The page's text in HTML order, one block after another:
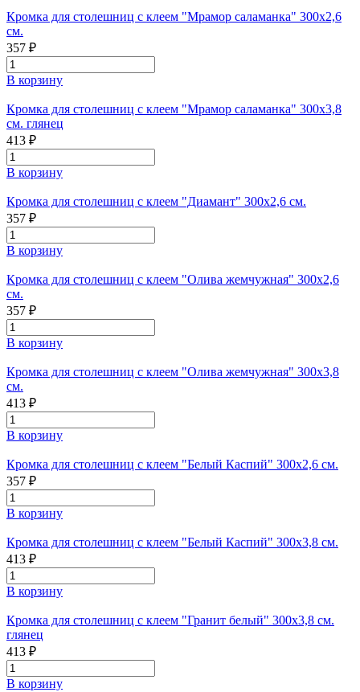
Кромка для столешниц с клеем "Мрамор саламанка" 300х2,6
см.
357 ₽
В корзину
Кромка для столешниц с клеем "Мрамор саламанка" 300х3,8
см. глянец
413 ₽
В корзину
Кромка для столешниц с клеем "Диамант" 300х2,6 см.
357 ₽
В корзину
Кромка для столешниц с клеем "Олива жемчужная" 300х2,6
см.
357 ₽
В корзину
Кромка для столешниц с клеем "Олива жемчужная" 300х3,8
см.
413 ₽
В корзину
Кромка для столешниц с клеем "Белый Каспий" 300х2,6 см.
357 ₽
В корзину
Кромка для столешниц с клеем "Белый Каспий" 300х3,8 см.
413 ₽
В корзину
Кромка для столешниц с клеем "Гранит белый" 300х3,8 см.
глянец
413 ₽
В корзину